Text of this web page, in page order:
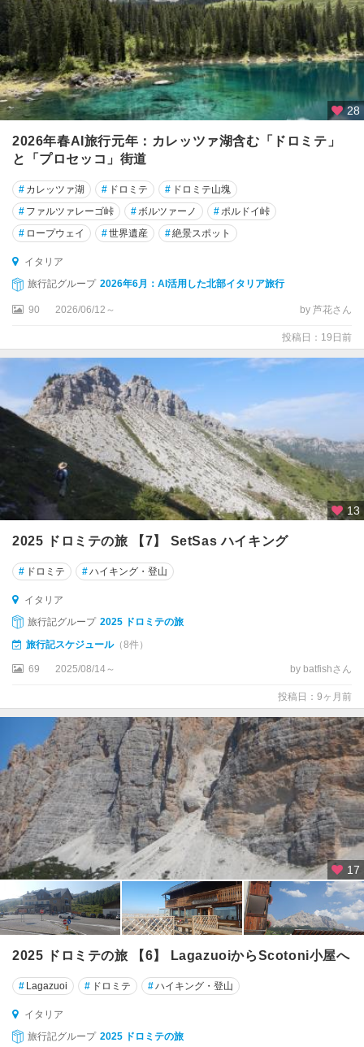
タ
カ
タ
ー
ニ
ア
カ
ノ
ー
ザ
・
デ
・
プ
リ
ブ
リ
ン
パ
ニ
州
ガ
ル
ダ
周
ル
ド
ー
ネ
・
リ
ビ
エ
ラ
ク
レ
モ
ロ
ト
28
2026年春AI旅行元年：カレッツァ湖含む「ドロミテ」
と「プロセッコ」街道
# カレッツァ湖 # ドロミテ # ドロミテ山塊
# ファルツァレーゴ峠 #ボルツァーノ #ポルドイ峠
# ロープウェイ #世界遺産 #絶景スポット
イタリア
旅行記グループ 2026年6月：AI活用した北部イタリア旅行
90 2026/06/12～ by 芦花さん
投稿日：19日前
13
2025 ドロミテの旅 【7】 SetSas ハイキング
# ドロミテ #ハイキング・登山
イタリア
旅行記グループ 2025 ドロミテの旅
旅行記スケジュール（8件）
69 2025/08/14～ by batfishさん
投稿日：9ヶ月前
17
2025 ドロミテの旅 【6】 LagazuoiからScotoni小屋へ
# Lagazuoi # ドロミテ #ハイキング・登山
イタリア
旅行記グループ 2025 ドロミテの旅